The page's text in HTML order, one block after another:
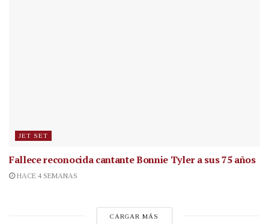
JET SET
Fallece reconocida cantanteBonnie Tyler a sus 75 años
HACE 4 SEMANAS
CARGAR MÁS